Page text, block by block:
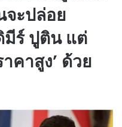
จะปล่อย
ร์ ปูติน แต่
คาสูง’ ด้วย